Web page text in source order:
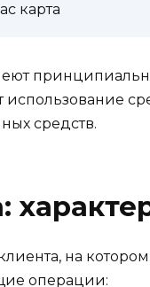
карта
средств.
на
операции: